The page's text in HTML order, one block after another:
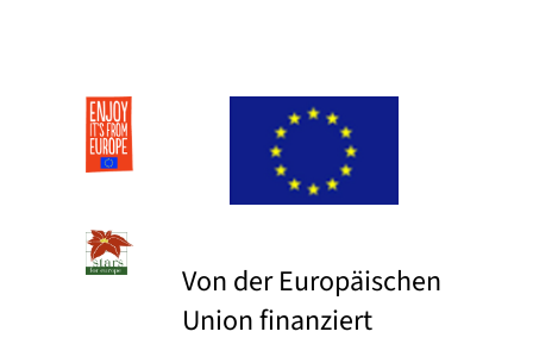
Von der Europäischen
Union finanziert